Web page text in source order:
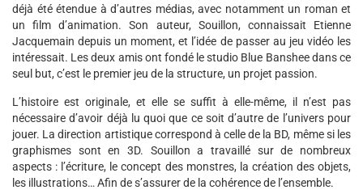
déjà été étendue à d’autres médias, avec notamment un roman et
un film d’animation. Son auteur, Souillon, connaissait Etienne
Jacquemain depuis un moment, et l’idée de passer au jeu vidéo les
intéressait. Les deux amis ont fondé le studio Blue Banshee dans ce
seul but, c’est le premier jeu de la structure, un projet passion.
L’histoire est originale, et elle se suffit à elle-même, il n’est pas
nécessaire d’avoir déjà lu quoi que ce soit d’autre de l’univers pour
jouer. La direction artistique correspond à celle de la BD, même si les
graphismes sont en 3D. Souillon a travaillé sur de nombreux
aspects : l’écriture, le concept des monstres, la création des objets,
les illustrations… Afin de s’assurer de la cohérence de l’ensemble.